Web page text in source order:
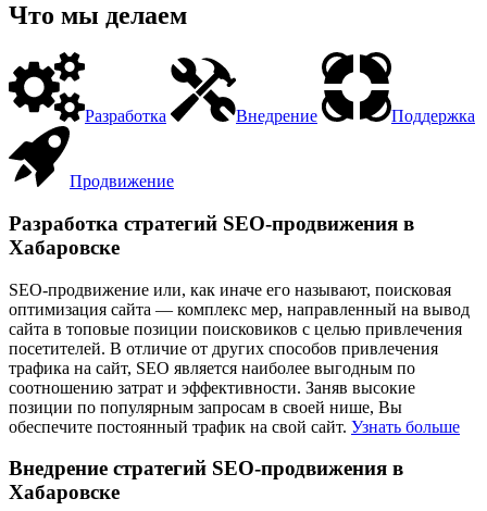
Что мы делаем
Разработка Внедрение Поддержка
Продвижение
Разработка стратегий SEO-продвижения в
Хабаровске
SEO-продвижение или, как иначе его называют, поисковая
оптимизация сайта — комплекс мер, направленный на вывод
сайта в топовые позиции поисковиков с целью привлечения
посетителей. В отличие от других способов привлечения
трафика на сайт, SEO является наиболее выгодным по
соотношению затрат и эффективности. Заняв высокие
позиции по популярным запросам в своей нише, Вы
обеспечите постоянный трафик на свой сайт. Узнать больше
Внедрение стратегий SEO-продвижения в
Хабаровске